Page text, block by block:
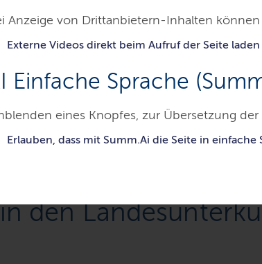
Anzeige von Drittanbietern-Inhalten
Externe Videos direkt beim Aufruf der Seite laden
Einfache Sprache
eines Knopfes, zur Übersetzung
Erlauben, dass mit Summ.Ai die Seite in
Fachkräfteeinwanderung Aufnahme
Landesamt für Zuwanderung und
den